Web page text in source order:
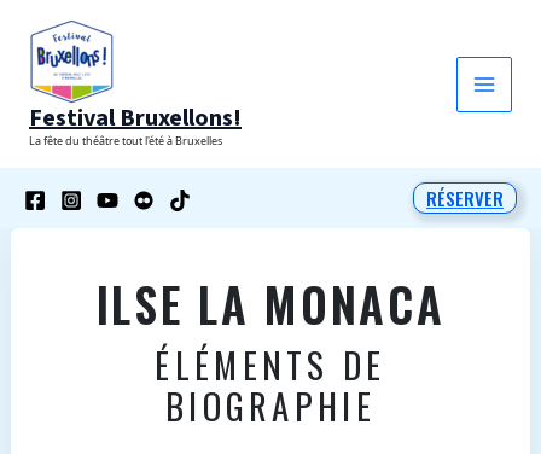
contenu
Festival Bruxellons!
La fête du théâtre tout l'été à Bruxelles
RÉSERVER
ILSE LA MONACA
ÉLÉMENTS DE
BIOGRAPHIE